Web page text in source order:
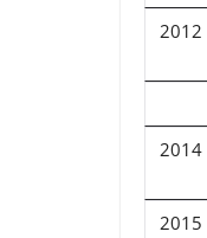
2012
2014
2015